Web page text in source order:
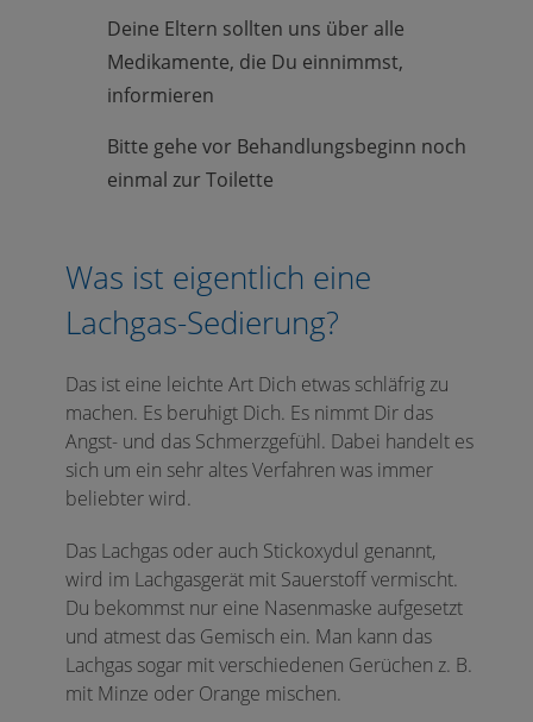
Deine Eltern sollten uns über alle
Medikamente, die Du einnimmst,
informieren
Bitte gehe vor Behandlungsbeginn noch
einmal zur Toilette
Was ist eigentlich eine
Lachgas-Sedierung?
Das ist eine leichte Art Dich etwas schläfrig zu
machen. Es beruhigt Dich. Es nimmt Dir das
Angst- und das Schmerzgefühl. Dabei handelt es
sich um ein sehr altes Verfahren was immer
beliebter wird.
Das Lachgas oder auch Stickoxydul genannt,
wird im Lachgasgerät mit Sauerstoff vermischt.
Du bekommst nur eine Nasenmaske aufgesetzt
und atmest das Gemisch ein. Man kann das
Lachgas sogar mit verschiedenen Gerüchen z. B.
mit Minze oder Orange mischen.